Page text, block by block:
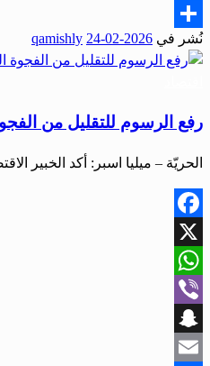
Email
Share
نُشر في 2026-02-24
qamishly
رفع الرسوم للتقليل من
الحريّة – ميليا اسبر: أكد الخبير
Facebook
X
WhatsApp
Viber
Snapchat